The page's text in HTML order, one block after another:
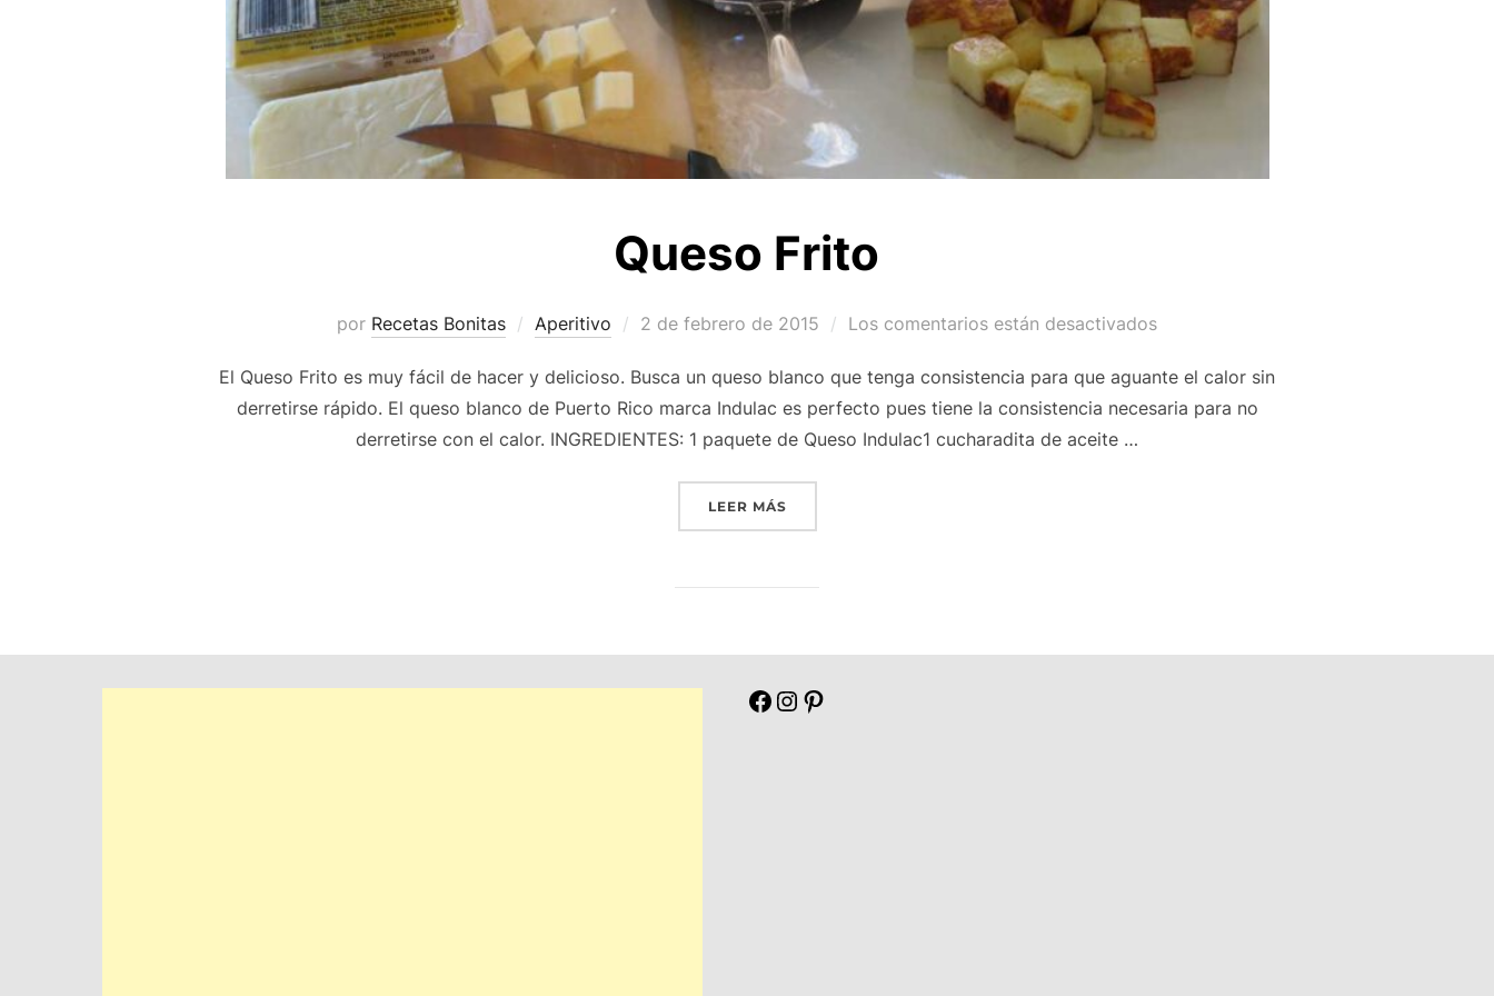
Queso Frito
por Recetas Bonitas Aperitivo
Publicado
2 de febrero de 2015 Los comentarios están desactivados
El Queso Frito es muy fácil de hacer y delicioso. Busca un queso blanco que tenga consistencia para que aguante el calor sin
derretirse rápido. El queso blanco de Puerto Rico marca Indulac es perfecto pues tiene la consistencia necesaria para no
derretirse con el calor. INGREDIENTES: 1 paquete de Queso Indulac1 cucharadita de aceite …
LEER MÁS«QUESO FRITO»
Facebook
Instagram
Pinterest